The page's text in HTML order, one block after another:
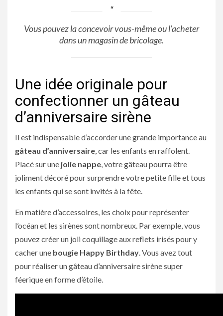
Vous pouvez la concevoir vous-même ou l’acheter
dans un magasin de bricolage.
Une idée originale pour
confectionner un gâteau
d’anniversaire sirène
Il est indispensable d’accorder une grande importance au
gâteau d’anniversaire , car les enfants en raffolent.
Placé sur une jolie nappe , votre gâteau pourra être
joliment décoré pour surprendre votre petite fille et tous
les enfants qui se sont invités à la fête.
En matière d’accessoires, les choix pour représenter
l’océan et les sirènes sont nombreux. Par exemple, vous
pouvez créer un joli coquillage aux reflets irisés pour y
cacher une bougie Happy Birthday . Vous avez tout
pour réaliser un gâteau d’anniversaire sirène super
féerique en forme d’étoile.